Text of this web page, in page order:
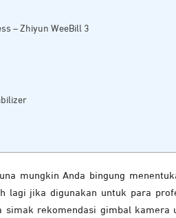
– Zhiyun WeeBill 3
mungkin Anda bingung
lagi jika digunakan untuk para
simak rekomendasi gimbal